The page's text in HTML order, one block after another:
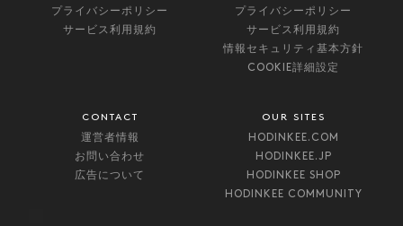
プライバシーポリシー
サービス利用規約
プライバシーポリシー
サービス利用規約
情報セキュリティ基本方針
COOKIE詳細設定
CONTACT
運営者情報
お問い合わせ
広告について
OUR SITES
HODINKEE.COM
HODINKEE.JP
HODINKEE SHOP
HODINKEE COMMUNITY